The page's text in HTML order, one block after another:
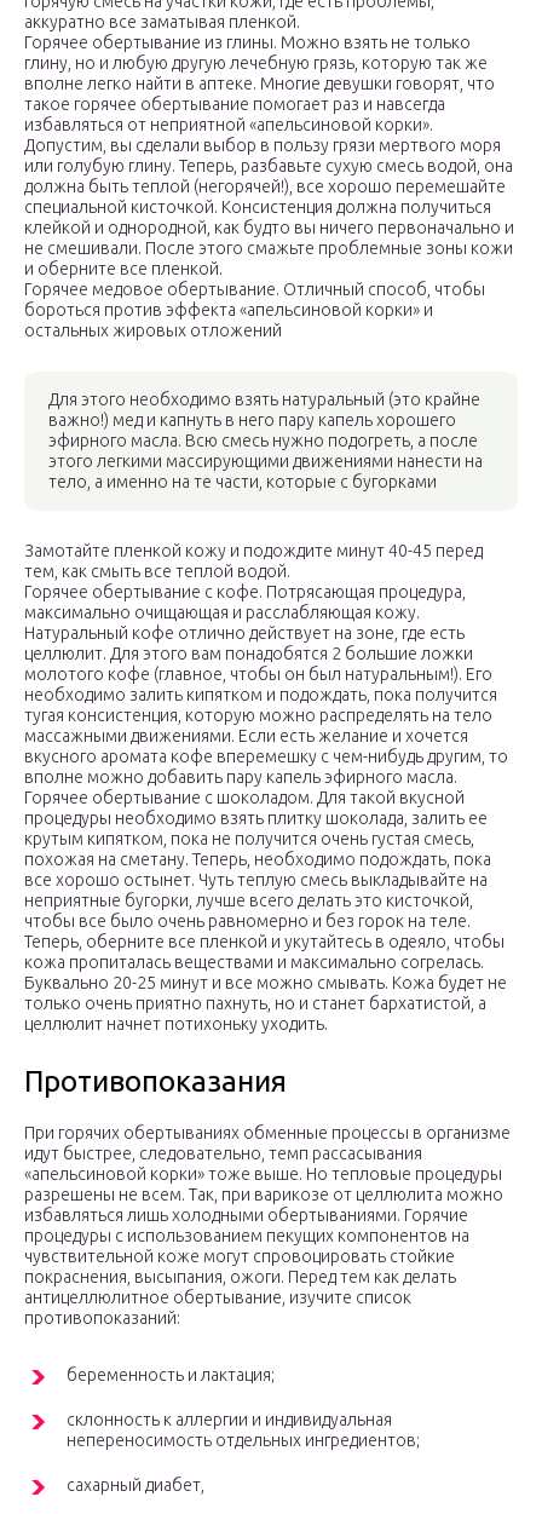
аккуратно все заматывая пленкой.
Горячее обертывание из глины. Можно взять не только
глину, но и любую другую лечебную грязь, которую так же
вполне легко найти в аптеке. Многие девушки говорят, что
такое горячее обертывание помогает раз и навсегда
избавляться от неприятной «апельсиновой корки».
Допустим, вы сделали выбор в пользу грязи мертвого моря
или голубую глину. Теперь, разбавьте сухую смесь водой, она
должна быть теплой (негорячей!), все хорошо перемешайте
специальной кисточкой. Консистенция должна получиться
клейкой и однородной, как будто вы ничего первоначально и
не смешивали. После этого смажьте проблемные зоны кожи
и оберните все пленкой.
Горячее медовое обертывание. Отличный способ, чтобы
бороться против эффекта «апельсиновой корки» и
остальных жировых отложений
Для этого необходимо взять натуральный (это крайне
важно!) мед и капнуть в него пару капель хорошего
эфирного масла. Всю смесь нужно подогреть, а после
этого легкими массирующими движениями нанести на
тело, а именно на те части, которые с бугорками
Замотайте пленкой кожу и подождите минут 40-45 перед
тем, как смыть все теплой водой.
Горячее обертывание с кофе. Потрясающая процедура,
максимально очищающая и расслабляющая кожу.
Натуральный кофе отлично действует на зоне, где есть
целлюлит. Для этого вам понадобятся 2 большие ложки
молотого кофе (главное, чтобы он был натуральным!). Его
необходимо залить кипятком и подождать, пока получится
тугая консистенция, которую можно распределять на тело
массажными движениями. Если есть желание и хочется
вкусного аромата кофе вперемешку с чем-нибудь другим, то
вполне можно добавить пару капель эфирного масла.
Горячее обертывание с шоколадом. Для такой вкусной
процедуры необходимо взять плитку шоколада, залить ее
крутым кипятком, пока не получится очень густая смесь,
похожая на сметану. Теперь, необходимо подождать, пока
все хорошо остынет. Чуть теплую смесь выкладывайте на
неприятные бугорки, лучше всего делать это кисточкой,
чтобы все было очень равномерно и без горок на теле.
Теперь, оберните все пленкой и укутайтесь в одеяло, чтобы
кожа пропиталась веществами и максимально согрелась.
Буквально 20-25 минут и все можно смывать. Кожа будет не
только очень приятно пахнуть, но и станет бархатистой, а
целлюлит начнет потихоньку уходить.
Противопоказания
При горячих обертываниях обменные процессы в организме
идут быстрее, следовательно, темп рассасывания
«апельсиновой корки» тоже выше. Но тепловые процедуры
разрешены не всем. Так, при варикозе от целлюлита можно
избавляться лишь холодными обертываниями. Горячие
процедуры с использованием пекущих компонентов на
чувствительной коже могут спровоцировать стойкие
покраснения, высыпания, ожоги. Перед тем как делать
антицеллюлитное обертывание, изучите список
противопоказаний:
беременность и лактация;
склонность к аллергии и индивидуальная
непереносимость отдельных ингредиентов;
сахарный диабет,